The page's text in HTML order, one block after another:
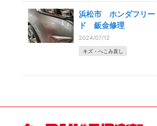
浜松市 ホンダフリー
ド 鈑金修理
2024/07/12
キズ・へこみ直し